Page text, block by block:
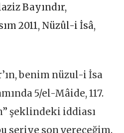
Bayındır,
2011, Nüzûl-i İsâ,
benim nüzul-i İsa
5/el-Mâide, 117.
şeklindeki iddiası
seriye son vereceğim.